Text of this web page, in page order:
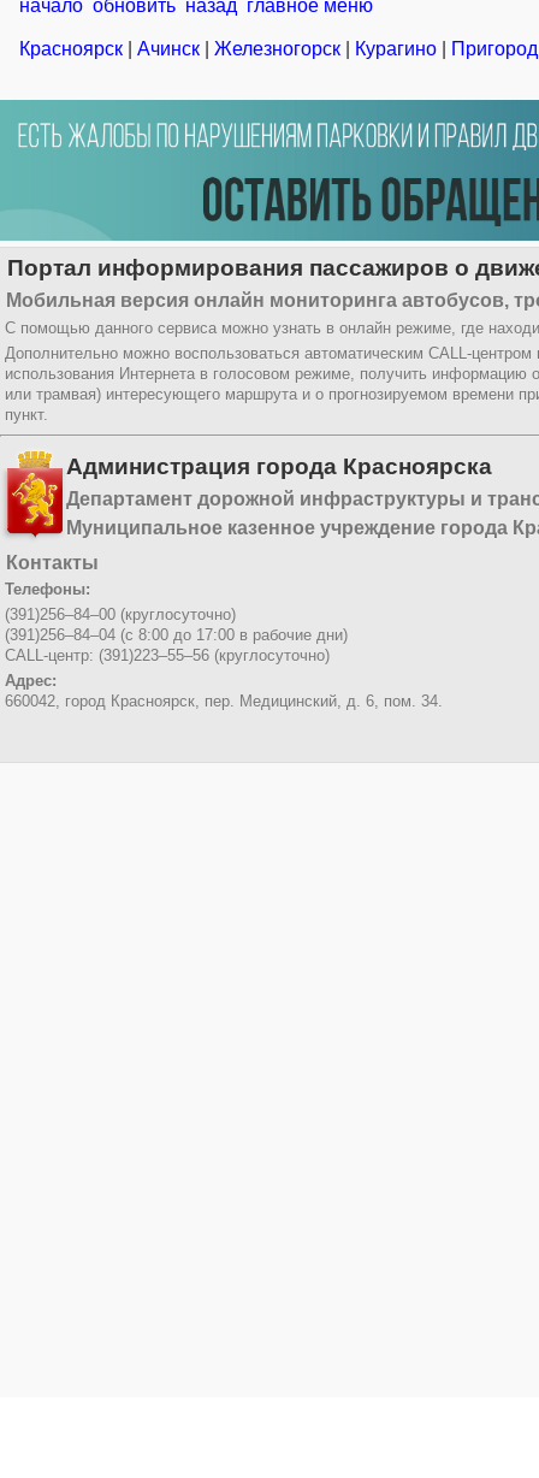
начало обновить назад главное меню
Красноярск Ачинск Железногорск Курагино
Портал информирования пассажиров о
Мобильная версия онлайн мониторинга автобусов,
С помощью данного сервиса можно узнать в онлайн режиме, где
Дополнительно можно воспользоваться автоматическим CALL-
использования Интернета в голосовом режиме, получить информацию
или трамвая) интересующего маршрута и о прогнозируемом времени
пункт.
Администрация города Красноярска
Департамент дорожной инфраструктуры и
Муниципальное казенное учреждение города
Контакты
Телефоны:
(391)256–84–00 (круглосуточно)
(391)256–84–04 (с 8:00 до 17:00 в рабочие дни)
CALL-центр: (391)223–55–56 (круглосуточно)
Адрес:
660042, город Красноярск, пер. Медицинский, д. 6, пом. 34.